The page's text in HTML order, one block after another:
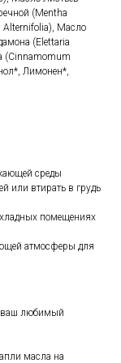
(Mentha
Alternifolia), Масло
(Elettaria
(Cinnamomum
Лимонен*,
среды
или втирать в грудь
помещениях
атмосферы для
ваш любимый
масла на